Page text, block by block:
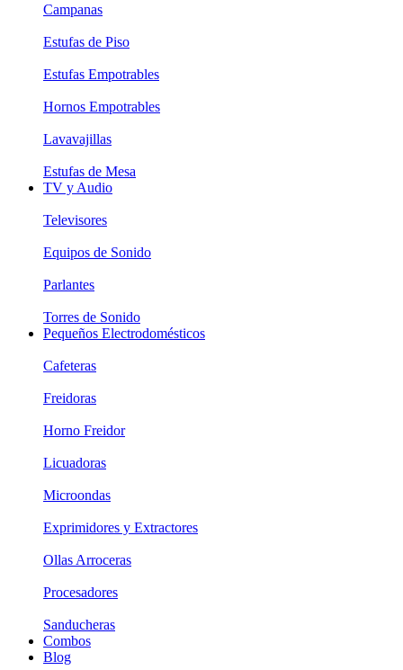
Campanas
Estufas de Piso
Estufas Empotrables
Hornos Empotrables
Lavavajillas
Estufas de Mesa
TV y Audio
Televisores
Equipos de Sonido
Parlantes
Torres de Sonido
Pequeños Electrodomésticos
Cafeteras
Freidoras
Horno Freidor
Licuadoras
Microondas
Exprimidores y Extractores
Ollas Arroceras
Procesadores
Sanducheras
Combos
Blog